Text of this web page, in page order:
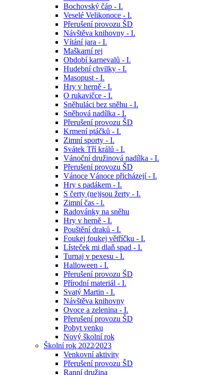
Bochovský čáp - I.
Veselé Velikonoce - I.
Přerušení provozu ŠD
Návštěva knihovny - I.
Vítání jara - I.
Maškarní rej
Období karnevalů - I.
Hudební chvilky - I.
Masopust - I.
Hry v herně - I.
O rukavičce - I.
Sněhuláci bez sněhu - I.
Sněhová nadílka - I.
Přerušení provozu ŠD
Krmení ptáčků - I.
Zimní sporty - I.
Svátek Tří králů - I.
Vánoční družinová nadílka - I.
Přerušení provozu ŠD
Vánoce Vánoce přicházejí - I.
Hry s padákem - I.
S čerty (ne)jsou žerty - I.
Zimní čas - l.
Radovánky na sněhu
Hry v herně - I.
Pouštění draků - I.
Foukej foukej větříčku - I.
Lísteček mi dlaň spad - I.
Turnaj v pexesu - I.
Halloween - I.
Přerušení provozu ŠD
Přírodní materiál - I.
Svatý Martin - I.
Návštěva knihovny
Ovoce a zelenina - I.
Přerušení provozu ŠD
Pobyt venku
Nový školní rok
Školní rok 2022⁄2023
Venkovní aktivity
Přerušení provozu ŠD
Ranní družina